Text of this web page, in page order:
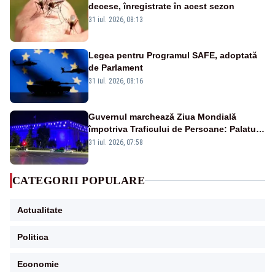
decese, înregistrate în acest sezon
31 iul. 2026, 08:13
Legea pentru Programul SAFE, adoptată
de Parlament
31 iul. 2026, 08:16
Guvernul marchează Ziua Mondială
împotriva Traficului de Persoane: Palatul
Victoria, iluminat în albastru
31 iul. 2026, 07:58
CATEGORII POPULARE
Actualitate
Politica
Economie